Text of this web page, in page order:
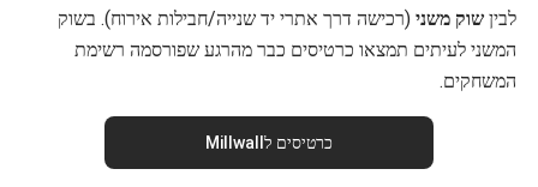
לבין שוק משני (רכישה דרך אתרי יד שנייה/חבילות אירוח). בשוק
המשני לעיתים תמצאו כרטיסים כבר מהרגע שפורסמה רשימת
המשחקים.
כרטיסים לMillwall